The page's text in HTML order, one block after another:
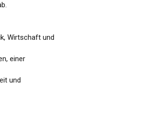
Wirtschaft und
einer
und